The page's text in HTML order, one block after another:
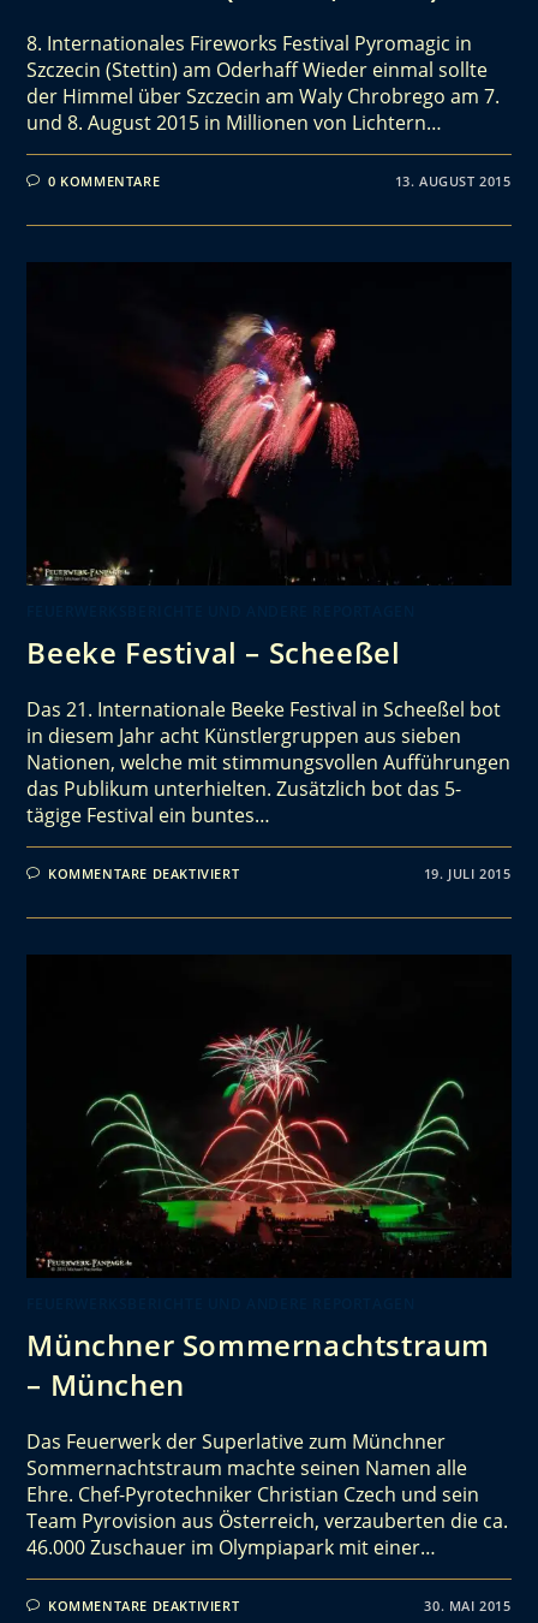
8. Internationales Fireworks Festival Pyromagic in
Szczecin (Stettin) am Oderhaff Wieder einmal sollte
der Himmel über Szczecin am Waly Chrobrego am 7.
und 8. August 2015 in Millionen von Lichtern…
0 KOMMENTARE 13. AUGUST 2015
Beeke Festival – Scheeßel
Das 21. Internationale Beeke Festival in Scheeßel bot
in diesem Jahr acht Künstlergruppen aus sieben
Nationen, welche mit stimmungsvollen Aufführungen
das Publikum unterhielten. Zusätzlich bot das 5-
tägige Festival ein buntes…
KOMMENTARE DEAKTIVIERT 19. JULI 2015
Münchner Sommernachtstraum
– München
Das Feuerwerk der Superlative zum Münchner
Sommernachtstraum machte seinen Namen alle
Ehre. Chef-Pyrotechniker Christian Czech und sein
Team Pyrovision aus Österreich, verzauberten die ca.
46.000 Zuschauer im Olympiapark mit einer…
KOMMENTARE DEAKTIVIERT 30. MAI 2015